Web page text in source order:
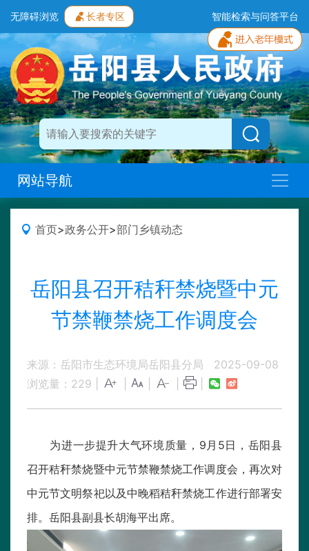
无障碍浏览 长者专区 智能检索与问答平台
网站导航
首页>政务公开>部门乡镇动态
岳阳县召开秸秆禁烧暨中元
节禁鞭禁烧工作调度会
来源：岳阳市生态环境局岳阳县分局
2025-09-08
浏览量： 229
为进一步提升大气环境质量，9月5日，岳阳县
召开秸秆禁烧暨中元节禁鞭禁烧工作调度会，再次对
中元节文明祭祀以及中晚稻秸秆禁烧工作进行部署安
排。岳阳县副县长胡海平出席。